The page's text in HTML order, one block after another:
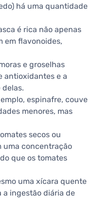
há uma quantidade
é rica não apenas
em flavonoides,
e groselhas
antioxidantes e a
espinafre, couve
menores, mas
secos ou
uma concentração
que os tomates
uma xícara quente
ingestão diária de